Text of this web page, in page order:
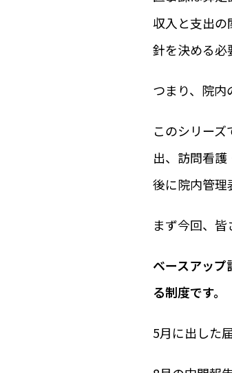
収入と支出の
針を決める必
つまり、院内
このシリー
出、訪問看
後に院内管理
まず今回、皆
ベースアッ
る制度です。
5月に出した